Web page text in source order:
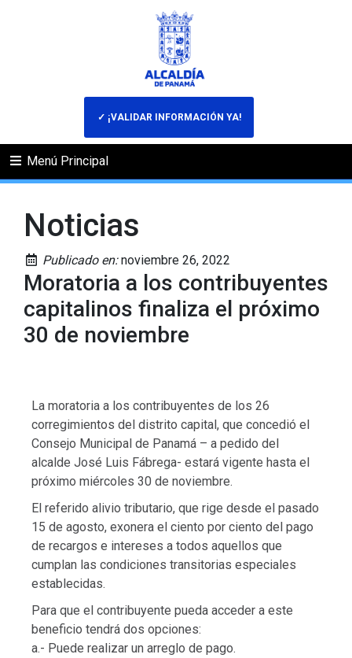
✓ ¡VALIDAR INFORMACIÓN YA!
Menú Principal
Noticias
Publicado en:noviembre 26, 2022
Moratoria a los contribuyentes
capitalinos finaliza el próximo
30 de noviembre
La moratoria a los contribuyentes de los 26
corregimientos del distrito capital, que concedió el
Consejo Municipal de Panamá – a pedido del
alcalde José Luis Fábrega- estará vigente hasta el
próximo miércoles 30 de noviembre.
El referido alivio tributario, que rige desde el pasado
15 de agosto, exonera el ciento por ciento del pago
de recargos e intereses a todos aquellos que
cumplan las condiciones transitorias especiales
establecidas.
Para que el contribuyente pueda acceder a este
beneficio tendrá dos opciones:
a.- Puede realizar un arreglo de pago.